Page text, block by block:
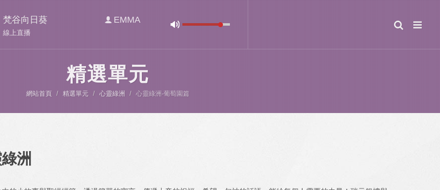
梵谷向日葵 EMMA
線上直播